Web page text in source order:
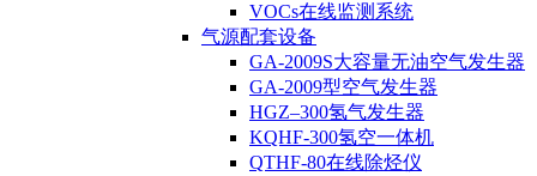
VOCs在线监测系统
气源配套设备
GA-2009S大容量无油空气发生器
GA-2009型空气发生器
HGZ–300氢气发生器
KQHF-300氢空一体机
QTHF-80在线除烃仪